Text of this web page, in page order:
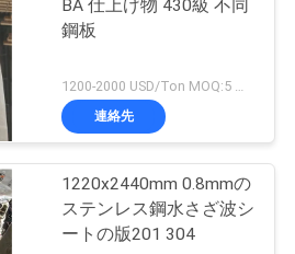
BA 仕上げ物 430級 不同
鋼板
連絡先
1220x2440mm 0.8mmの
ステンレス鋼水さざ波シ
ートの版201 304